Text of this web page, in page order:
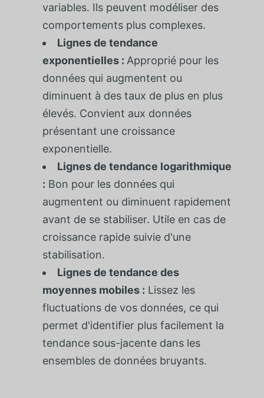
variables. Ils peuvent modéliser des
comportements plus complexes.
Lignes de tendance
exponentielles : Approprié pour les
données qui augmentent ou
diminuent à des taux de plus en plus
élevés. Convient aux données
présentant une croissance
exponentielle.
Lignes de tendance logarithmique
: Bon pour les données qui
augmentent ou diminuent rapidement
avant de se stabiliser. Utile en cas de
croissance rapide suivie d'une
stabilisation.
Lignes de tendance des
moyennes mobiles : Lissez les
fluctuations de vos données, ce qui
permet d'identifier plus facilement la
tendance sous-jacente dans les
ensembles de données bruyants.